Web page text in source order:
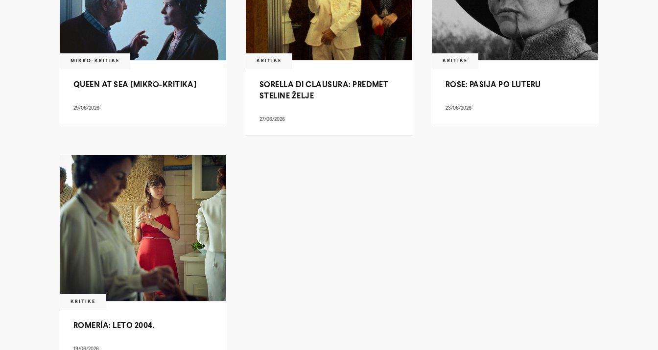
MIKRO-KRITIKE
QUEEN AT SEA [MIKRO-KRITIKA]
29/06/2026
KRITIKE
SORELLA DI CLAUSURA: PREDMET
STELINE ŽELJE
27/06/2026
KRITIKE
ROSE: PASIJA PO LUTERU
23/06/2026
KRITIKE
ROMERÍA: LETO 2004.